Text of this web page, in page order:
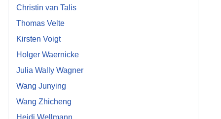
Christin van Talis
Thomas Velte
Kirsten Voigt
Holger Waernicke
Julia Wally Wagner
Wang Junying
Wang Zhicheng
Heidi Wellmann